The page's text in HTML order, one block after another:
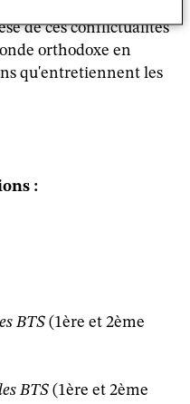
de ces conflictualités
orthodoxe en
qu'entretiennent les
:
BTS (1ère et 2ème
BTS (1ère et 2ème